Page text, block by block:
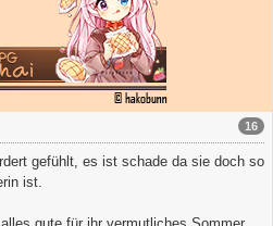
16
gefühlt, es ist schade da sie doch so
ist.
gute für ihr vermutliches Sommer